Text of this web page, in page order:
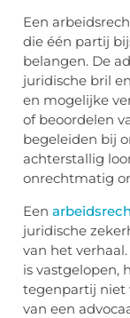
Een
die één partij
belangen. De
juridische bril
en mogelijke
of beoordelen
begeleiden bij
achterstallig
onrechtmatig
Een
juridische
van het
is vastgelopen,
tegenpartij niet
van een